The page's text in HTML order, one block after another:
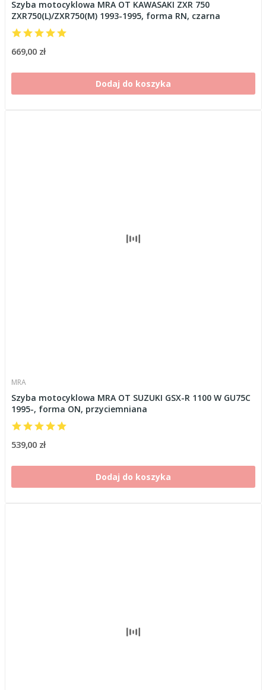
Szyba motocyklowa MRA OT KAWASAKI ZXR 750
ZXR750(L)/ZXR750(M) 1993-1995, forma RN, czarna
669,00 zł
Dodaj do koszyka
MRA
Szyba motocyklowa MRA OT SUZUKI GSX-R 1100 W GU75C
1995-, forma ON, przyciemniana
539,00 zł
Dodaj do koszyka